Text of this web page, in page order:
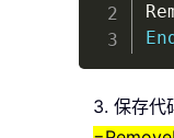
End
3. 保存代